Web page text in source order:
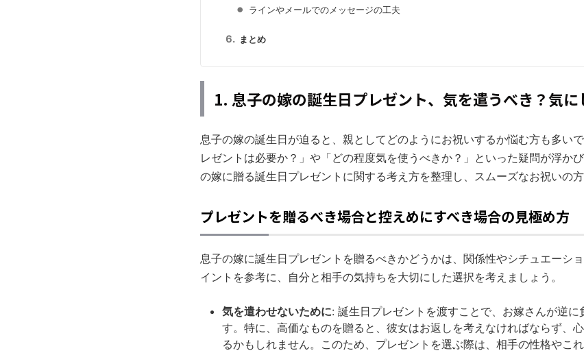
ラインやメールでのメッセージの工夫
まとめ
1. 息子の嫁の誕生日プレゼント、気を遣うべき？気に
息子の嫁の誕生日が迫ると、親としてどのようにお祝いするか悩む方も多い
レゼントは必要か？」や「どの程度気を使うべきか？」といった疑問が浮か
の嫁に贈る誕生日プレゼントに関する考え方を整理し、スムーズなお祝いの方
プレゼントを贈るべき場合と控えめにすべき場合の見極め方
息子の嫁に誕生日プレゼントを贈るべきかどうかは、関係性やシチュエーシ
イントを参考に、自分と相手の気持ちを大切にした選択を考えましょう。
気を遣わせないために: 誕生日プレゼントを渡すことで、お嫁さんが逆に
す。特に、高価なものを贈ると、彼女はお返しを考えなければならず、
るかもしれません。このため、プレゼントを選ぶ際は、相手の性格やこ